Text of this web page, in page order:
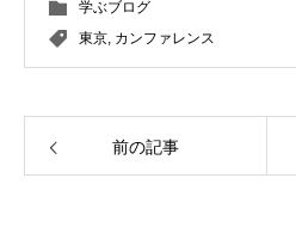
学ぶブログ
東京, カンファレンス
前の記事